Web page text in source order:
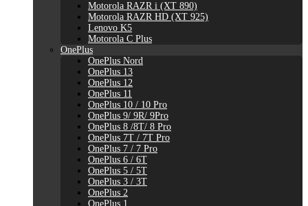
Motorola RAZR i (XT 890)
Motorola RAZR HD (XT 925)
Lenovo K5
Motorola C Plus
OnePlus
OnePlus Nord
OnePlus 13
OnePlus 12
OnePlus 11
OnePlus 10 / 10 Pro
OnePlus 9/ 9R/ 9Pro
OnePlus 8 /8T/ 8 Pro
OnePlus 7T / 7T Pro
OnePlus 7 / 7 Pro
OnePlus 6 / 6T
OnePlus 5 / 5T
OnePlus 3 / 3T
OnePlus 2
OnePlus 1